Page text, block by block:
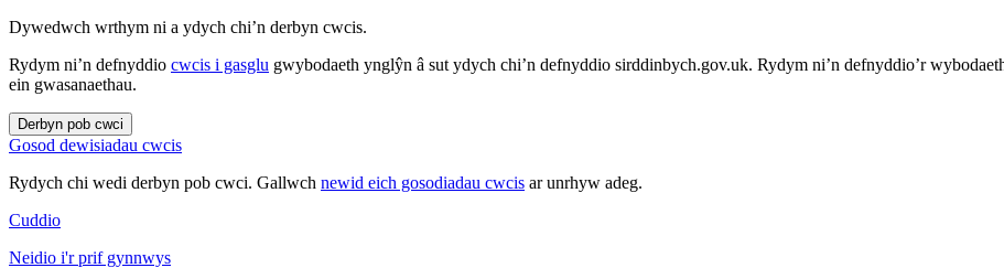
Dywedwch wrthym ni a ydych chi’n derbyn cwcis.
Rydym ni’n defnyddio cwcis i gasglu gwybodaeth ynglŷn â sut ydych chi’n defnyddio sirddinbych.gov.uk. Rydym ni’n defnyddio’r
ein gwasanaethau.
Derbyn pob cwci
Gosod dewisiadau cwcis
Rydych chi wedi derbyn pob cwci. Gallwch newid eich gosodiadau cwcis ar unrhyw adeg.
Cuddio
Neidio i'r prif gynnwys